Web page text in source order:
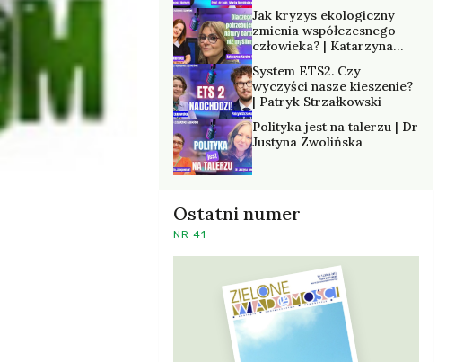
Jak kryzys ekologiczny
zmienia współczesnego
człowieka? | Katarzyna
System ETS2. Czy
wyczyści nasze kieszenie?
| Patryk Strzałkowski
Polityka jest na talerzu | Dr
Justyna Zwolińska
Ostatni numer
NR 41